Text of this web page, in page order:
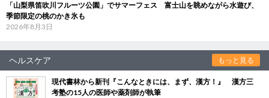
「山梨県笛吹川フルーツ公園」でサマーフェス 富士山を眺めながら水遊び、
季節限定の桃のかき氷も
2026年8月3日
ヘルスケア もっと見る
現代書林から新刊『こんなときには、まず、漢方！』 漢方三
考塾の15人の医師や薬剤師が執筆